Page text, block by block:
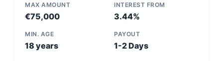
MAX AMOUNT
€75,000
INTEREST FROM
3.44%
MIN. AGE
18 years
PAYOUT
1-2 Days